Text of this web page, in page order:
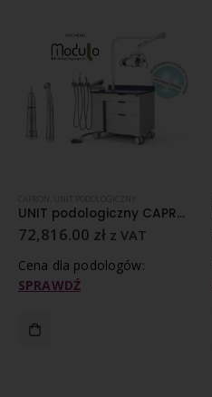
UNIT podologiczny CAPRON MODULO I
72,816.00 zł z VAT
Cena dla podologów:
SPRAWDŹ